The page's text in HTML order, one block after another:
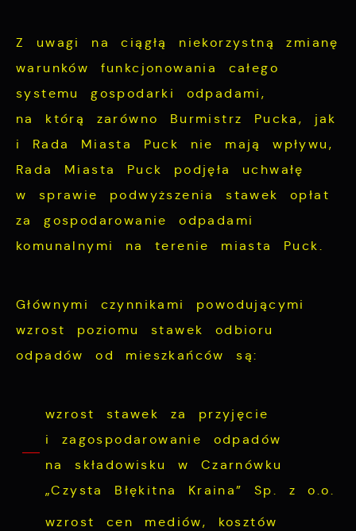
Z uwagi na ciągłą niekorzystną zmianę
warunków funkcjonowania całego
systemu gospodarki odpadami,
na którą zarówno Burmistrz Pucka, jak
i Rada Miasta Puck nie mają wpływu,
Rada Miasta Puck podjęła uchwałę
w sprawie podwyższenia stawek opłat
za gospodarowanie odpadami
komunalnymi na terenie miasta Puck.
Głównymi czynnikami powodującymi
wzrost poziomu stawek odbioru
odpadów od mieszkańców są:
wzrost stawek za przyjęcie
i zagospodarowanie odpadów
na składowisku w Czarnówku
„Czysta Błękitna Kraina” Sp. z o.o.
wzrost cen mediów, kosztów
preferencji. Wyrażenie zgody na
funkcjonalne i personalizacyjne pliki
cookies gwarantuje dostępność większej
ilości funkcji na stronie.
rozwijać się i dostosowywać do Twoich
potrzeb.
Cookies analityczne pozwalają na uzyskanie
informacji w zakresie wykorzystywania
witryny internetowej, miejsca oraz
serwisy www. Dane pozwalają nam na
ocenę naszych serwisów internetowych pod
użytkowników. Zgromadzone informacje są
Wyrażenie zgody na analityczne pliki
cookies gwarantuje dostępność wszystkich
Więcej
Reklamowe
Promocyjne pliki cookies służą do
witryny internetowej. Treści promocyjne
mogą pojawić się na stronach podmiotów
trzecich lub firm będących naszymi
Firmy te działają w charakterze
pośredników prezentujących nasze treści w
Więcej